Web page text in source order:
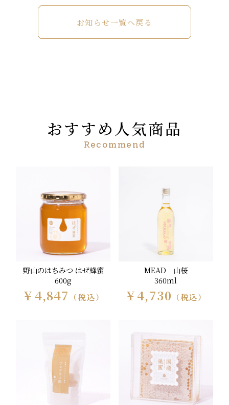
お知らせ一覧へ戻る
おすすめ人気商品
Recommend
野山のはちみつ はぜ蜂蜜
600g
￥4,847 （税込）
MEAD 山桜
360ml
￥4,730 （税込）